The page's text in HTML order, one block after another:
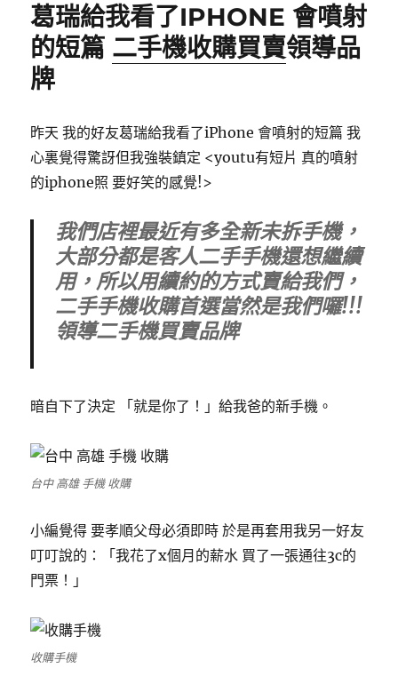
葛瑞給我看了IPHONE 會噴射
的短篇 二手機收購買賣領導品
牌
昨天 我的好友葛瑞給我看了iPhone 會噴射的短篇 我
心裏覺得驚訝但我強裝鎮定 <youtu有短片 真的噴射
的iphone照 要好笑的感覺!>
我們店裡最近有多全新未拆手機，
大部分都是客人二手手機還想繼續
用，所以用續約的方式賣給我們，
二手手機收購首選當然是我們囉!!!
領導二手機買賣品牌
暗自下了決定 「就是你了！」給我爸的新手機。
台中 高雄 手機 收購
小編覺得 要孝順父母必須即時 於是再套用我另一好友
叮叮說的：「我花了x個月的薪水 買了一張通往3c的
門票！」
收購手機